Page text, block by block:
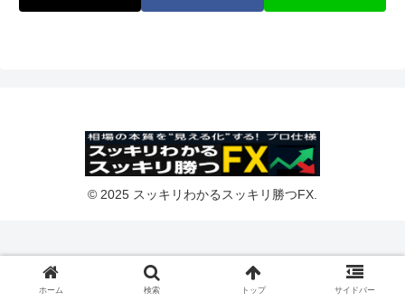
© 2025 スッキリわかるスッキリ勝つFX.
ホーム 検索 トップ サイドバー